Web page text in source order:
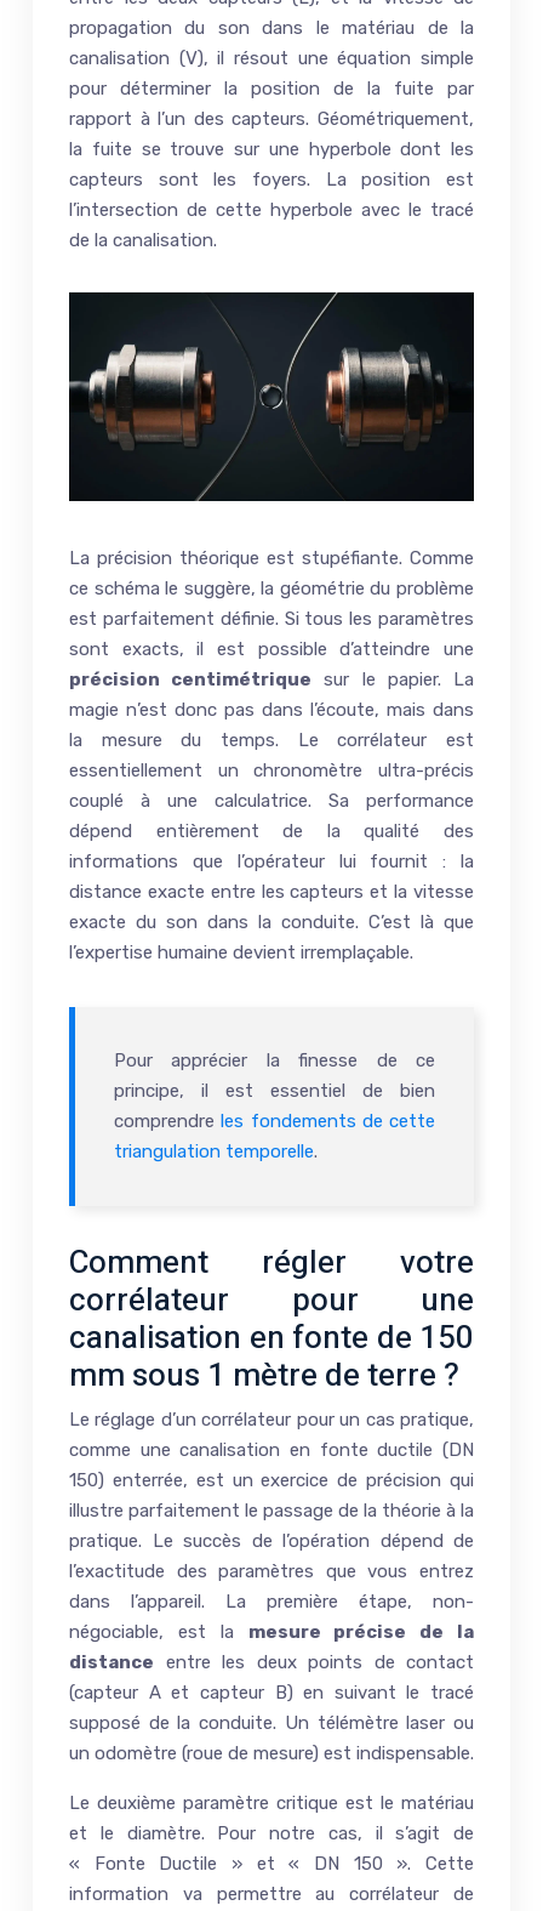
propagation du son dans le matériau de la
canalisation (V), il résout une équation simple
pour déterminer la position de la fuite par
rapport à l’un des capteurs. Géométriquement,
la fuite se trouve sur une hyperbole dont les
capteurs sont les foyers. La position est
l’intersection de cette hyperbole avec le tracé
de la canalisation.
La précision théorique est stupéfiante. Comme
ce schéma le suggère, la géométrie du problème
est parfaitement définie. Si tous les paramètres
sont exacts, il est possible d’atteindre une
précision centimétrique sur le papier. La
magie n’est donc pas dans l’écoute, mais dans
la mesure du temps. Le corrélateur est
essentiellement un chronomètre ultra-précis
couplé à une calculatrice. Sa performance
dépend entièrement de la qualité des
informations que l’opérateur lui fournit : la
distance exacte entre les capteurs et la vitesse
exacte du son dans la conduite. C’est là que
l’expertise humaine devient irremplaçable.
Pour apprécier la finesse de ce
principe, il est essentiel de bien
comprendreles fondements de cette
triangulation temporelle.
Comment régler votre
corrélateur pour une
canalisation en fonte de 150
mm sous 1 mètre de terre ?
Le réglage d’un corrélateur pour un cas pratique,
comme une canalisation en fonte ductile (DN
150) enterrée, est un exercice de précision qui
illustre parfaitement le passage de la théorie à la
pratique. Le succès de l’opération dépend de
l’exactitude des paramètres que vous entrez
dans l’appareil. La première étape, non-
négociable, est la mesure précise de la
distance entre les deux points de contact
(capteur A et capteur B) en suivant le tracé
supposé de la conduite. Un télémètre laser ou
un odomètre (roue de mesure) est indispensable.
Le deuxième paramètre critique est le matériau
et le diamètre. Pour notre cas, il s’agit de
« Fonte Ductile » et « DN 150 ». Cette
information va permettre au corrélateur de